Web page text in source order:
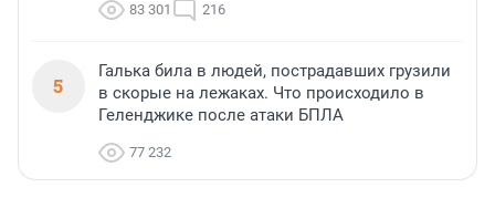
83 301 216
5
Галька била в людей, пострадавших грузили
в скорые на лежаках. Что происходило в
Геленджике после атаки БПЛА
77 232